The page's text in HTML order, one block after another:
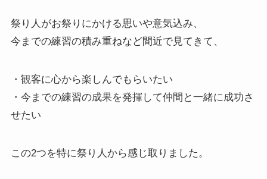
祭り人がお祭りにかける思いや意気込み、
今までの練習の積み重ねなど間近で見てきて、
・観客に心から楽しんでもらいたい
・今までの練習の成果を発揮して仲間と一緒に成功さ
せたい
この2つを特に祭り人から感じ取りました。